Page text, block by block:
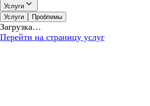
Услуги
Услуги
Проблемы
Загрузка…
Перейти на страницу услуг